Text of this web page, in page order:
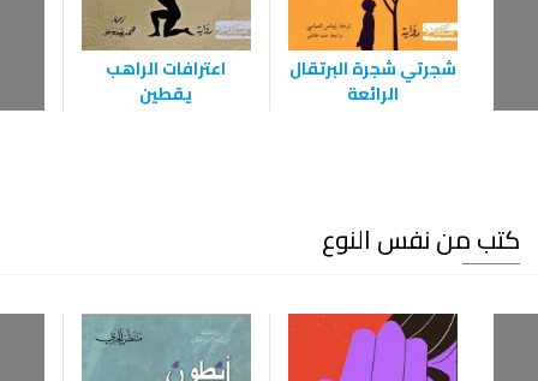
شجرتي شجرة البرتقال
الرائعة
اعترافات الراهب
يقطين
كتب من نفس النوع